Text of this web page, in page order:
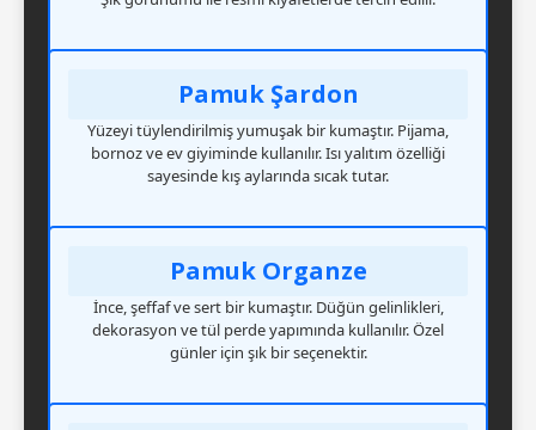
Pamuk Şardon
Yüzeyi tüylendirilmiş yumuşak bir kumaştır. Pijama,
bornoz ve ev giyiminde kullanılır. Isı yalıtım özelliği
sayesinde kış aylarında sıcak tutar.
Pamuk Organze
İnce, şeffaf ve sert bir kumaştır. Düğün gelinlikleri,
dekorasyon ve tül perde yapımında kullanılır. Özel
günler için şık bir seçenektir.